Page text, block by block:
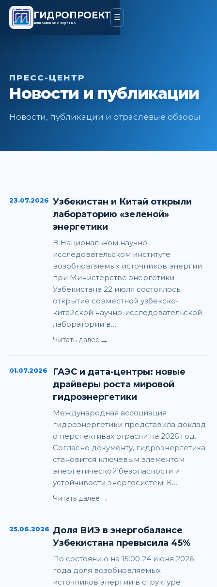
ГИДРОПРОЕКТ
АКЦИОНЕРНОЕ ОБЩЕСТВО
☰
ПРЕСС-ЦЕНТР
Новости и публикации
Новости, публикации и отраслевые обзоры
23.07.2026 Узбекистан и Китай открыли
лабораторию «зеленой»
энергетики
В Национальном научно-
исследовательском институте
возобновляемых источников энергии
при Министерстве энергетики
Узбекистана 22 июля состоялось
открытие совместной узбекско-
китайской научно-исследовательской
лаборатории в…
Читать далее →
01.07.2026
ГАЭС и дата-центры: новые
драйверы роста мировой
гидроэнергетики
Международная ассоциация
гидроэнергетики представила доклад
о перспективах отрасли на 2026 год.
Согласно документу, гидроэнергетика
становится ключевым элементом
энергетической безопасности и
устойчивости энергосистем. К…
Читать далее →
25.06.2026 Доля ВИЭ в энергобалансе
Узбекистана превысила 45%
По состоянию на 15:00 24 июня 2026
года доля возобновляемых
источников энергии в структуре